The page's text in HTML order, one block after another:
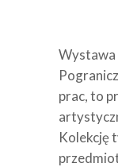
Wystawa
prac, to
Kolekcję